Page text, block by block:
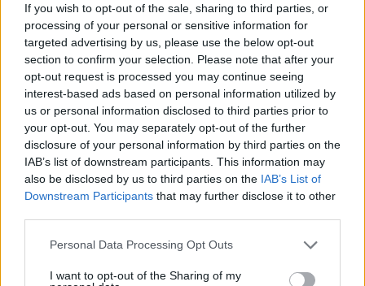
If you wish to opt-out of the sale, sharing to third parties, or
processing of your personal or sensitive information for
targeted advertising by us, please use the below opt-out
section to confirm your selection. Please note that after your
opt-out request is processed you may continue seeing
interest-based ads based on personal information utilized by
us or personal information disclosed to third parties prior to
your opt-out. You may separately opt-out of the further
disclosure of your personal information by third parties on the
IAB’s list of downstream participants. This information may
also be disclosed by us to third parties on the IAB’s List of
Downstream Participants that may further disclose it to other
Please note that this website/app uses one or more Google
not limited to your visit or usage behaviour. You may click to
Personal Data Processing Opt Outs
I want to opt-out of the Sharing of my
annál szarabb érzés nincs, mint amikor ott állsz a
színpadon, és nem szól a hangod. De annál jobb
sincs, mint amikor ott állsz és szól.
Címkék:Kálmán Péter Luciano Pavarotti